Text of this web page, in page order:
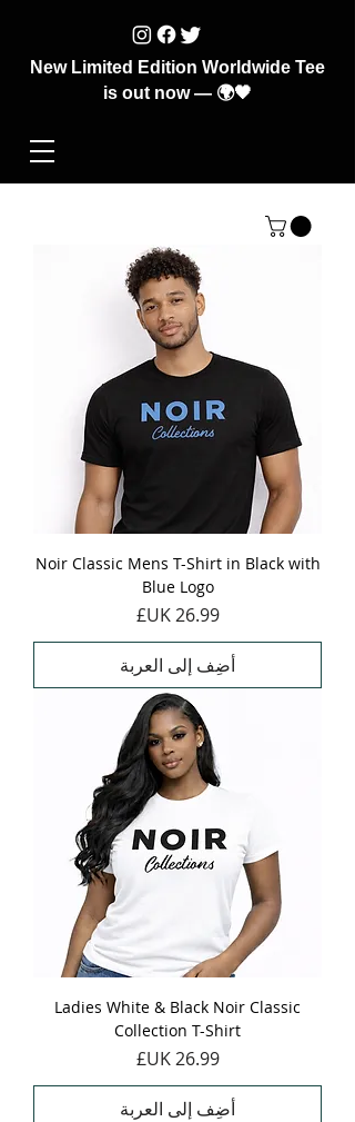
New Limited Edition Worldwide Tee
is out now — 🌍🖤
Noir Classic Mens T-Shirt in Black with
Blue Logo
السعر‏26.99 UK£
أضِف إلى العربة
Ladies White & Black Noir Classic
Collection T-Shirt
السعر‏26.99 UK£
أضِف إلى العربة